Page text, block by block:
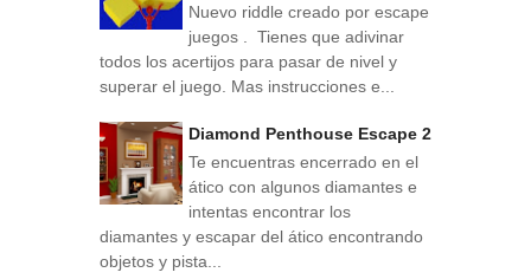
Nuevo riddle creado por escape
juegos . Tienes que adivinar
todos los acertijos para pasar de nivel y
superar el juego. Mas instrucciones e...
Diamond Penthouse Escape 2
Te encuentras encerrado en el
ático con algunos diamantes e
intentas encontrar los
diamantes y escapar del ático encontrando
objetos y pista...